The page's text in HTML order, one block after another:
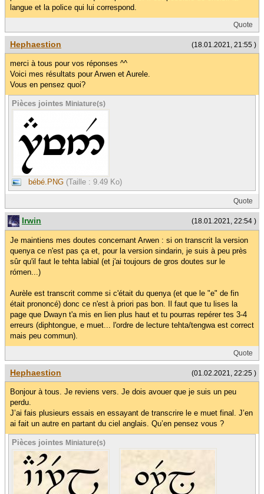
langue et la police qui lui correspond.
Quote
(18.01.2021, 21:55 )
Hephaestion
merci à tous pour vos réponses ^^
Voici mes résultats pour Arwen et Aurele.
Vous en pensez quoi?
Pièces jointes Miniature(s)
bébé.PNG (Taille : 9.49 Ko)
Quote
(18.01.2021, 22:54 )
Irwin
Je maintiens mes doutes concernant Arwen : si on transcrit la version
quenya ce n'est pas ça et, pour la version sindarin, je suis à peu près
sûr qu'il faut le tehta labial (et j'ai toujours de gros doutes sur le
rómen...)
Aurèle est transcrit comme si c'était du quenya (et que le "e" de fin
était prononcé) donc ce n'est à priori pas bon. Il faut que tu lises la
page que Dwayn t'a mis en lien plus haut et tu pourras repérer tes 3-4
erreurs (diphtongue, e muet... l'ordre de lecture tehta/tengwa est correct
mais peu commun).
Quote
(01.02.2021, 22:25 )
Hephaestion
Bonjour à tous. Je reviens vers. Je dois avouer que je suis un peu
perdu.
J’ai fais plusieurs essais en essayant de transcrire le e muet final. J’en
ai fait un autre en partant du ciel anglais. Qu’en pensez vous ?
Pièces jointes Miniature(s)